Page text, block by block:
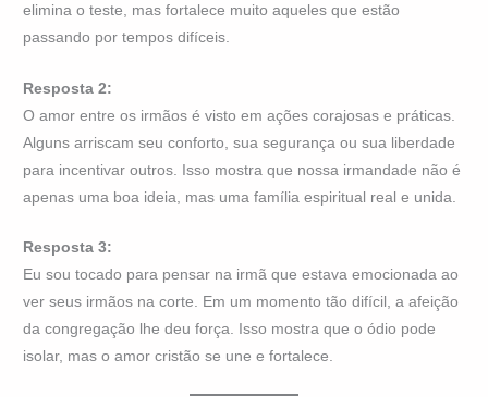
elimina o teste, mas fortalece muito aqueles que estão
passando por tempos difíceis.
Resposta 2:
O amor entre os irmãos é visto em ações corajosas e práticas.
Alguns arriscam seu conforto, sua segurança ou sua liberdade
para incentivar outros. Isso mostra que nossa irmandade não é
apenas uma boa ideia, mas uma família espiritual real e unida.
Resposta 3:
Eu sou tocado para pensar na irmã que estava emocionada ao
ver seus irmãos na corte. Em um momento tão difícil, a afeição
da congregação lhe deu força. Isso mostra que o ódio pode
isolar, mas o amor cristão se une e fortalece.